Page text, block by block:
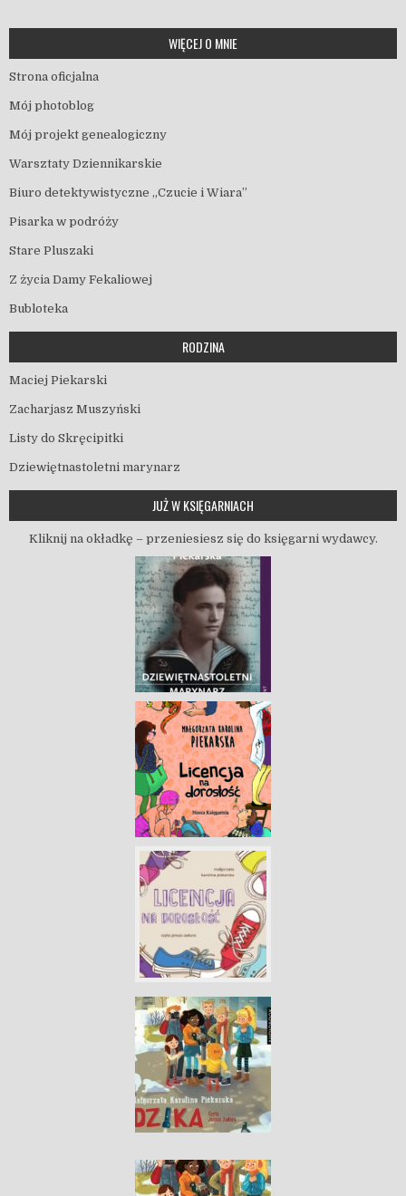
WIĘCEJ O MNIE
Strona oficjalna
Mój photoblog
Mój projekt genealogiczny
Warsztaty Dziennikarskie
Biuro detektywistyczne „Czucie i Wiara”
Pisarka w podróży
Stare Pluszaki
Z życia Damy Fekaliowej
Bubloteka
RODZINA
Maciej Piekarski
Zacharjasz Muszyński
Listy do Skręcipitki
Dziewiętnastoletni marynarz
JUŻ W KSIĘGARNIACH
Kliknij na okładkę – przeniesiesz się do księgarni wydawcy.